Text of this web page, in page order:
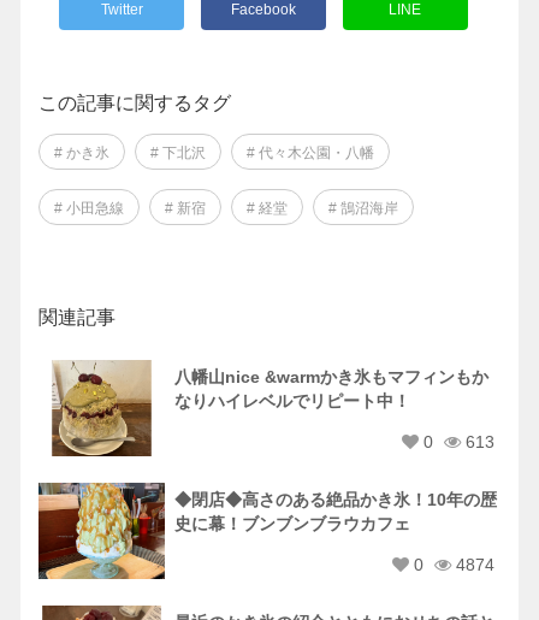
Twitter Facebook LINE
この記事に関するタグ
# かき氷 # 下北沢 # 代々木公園・八幡
# 小田急線 # 新宿 # 経堂 # 鵠沼海岸
関連記事
八幡山nice &warmかき氷もマフィンもか
なりハイレベルでリピート中！
0 613
◆閉店◆高さのある絶品かき氷！10年の歴
史に幕！ブンブンブラウカフェ
0 4874